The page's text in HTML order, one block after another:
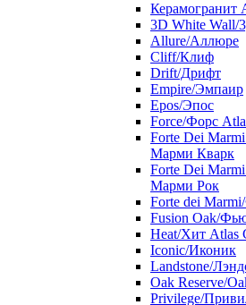
Керамогранит
3D White Wall/
Allure/Аллюрe
Cliff/Клиф
Drift/Дрифт
Empire/Эмпаир
Epos/Эпос
Force/Фoрс
Forte Dei
Марми Кварк
Forte Dei
Марми Рок
Forte dei
Fusion Oak/
Heat/Xит Atlas
Iconic/Иконик
Landstone/
Oak Reserve/
Privilege/